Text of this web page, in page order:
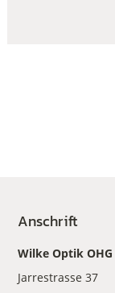
Anschrift
Wilke Optik OHG
Jarrestrasse 37